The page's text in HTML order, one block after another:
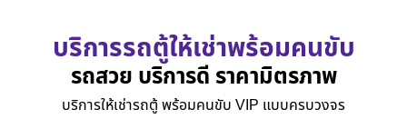
บริการรถตู้ให้เช่าพร้อมคนขับ
รถสวย บริการดี ราคามิตรภาพ
บริการให้เช่ารถตู้ พร้อมคนขับ VIP แบบครบวงจร